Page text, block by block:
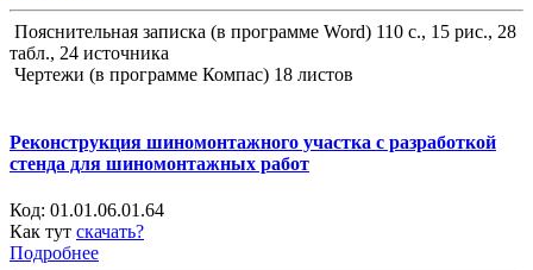
Пояснительная записка (в программе Word) 110 с., 15 рис., 28
табл., 24 источника
Чертежи (в программе Компас) 18 листов
Реконструкция шиномонтажного участка с разработкой
стенда для шиномонтажных работ
Код: 01.01.06.01.64
Как тут скачать?
Подробнее